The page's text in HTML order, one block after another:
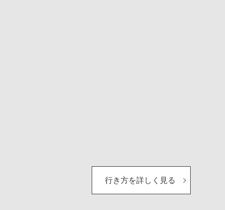
行き方を詳しく見る